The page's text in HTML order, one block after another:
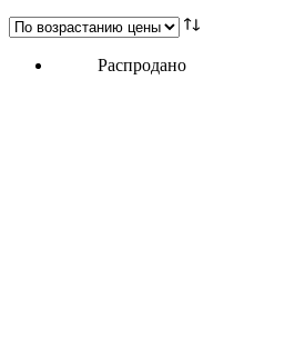
Распродано